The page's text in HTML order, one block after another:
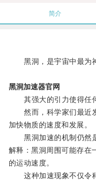
简介
黑洞，是宇宙中最为神
黑洞加速器官网
其强大的引力使得任何
然而，科学家们最近发
加快物质的速度和发展。
黑洞加速的机制仍然是
解释：黑洞周围可能存在
的运动速度。
这种加速现象不仅令科